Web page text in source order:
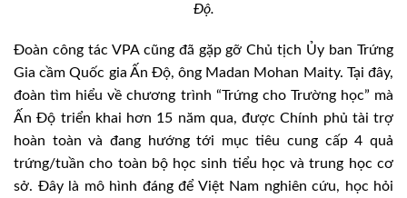
Độ.
Đoàn công tác VPA cũng đã gặp gỡ Chủ tịch Ủy ban Trứng
Gia cầm Quốc gia Ấn Độ, ông Madan Mohan Maity. Tại đây,
đoàn tìm hiểu về chương trình “Trứng cho Trường học” mà
Ấn Độ triển khai hơn 15 năm qua, được Chính phủ tài trợ
hoàn toàn và đang hướng tới mục tiêu cung cấp 4 quả
trứng/tuần cho toàn bộ học sinh tiểu học và trung học cơ
sở. Đây là mô hình đáng để Việt Nam nghiên cứu, học hỏi